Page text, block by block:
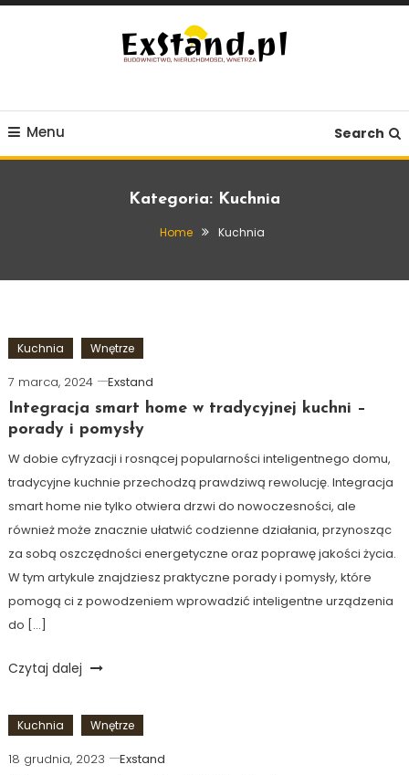
Skip
Menu Search
Kategoria: Kuchnia
Home Kuchnia
Kuchnia Wnętrze
7 marca, 2024
Exstand
Integracja smart home w tradycyjnej kuchni –
porady i pomysły
W dobie cyfryzacji i rosnącej popularności inteligentnego domu,
tradycyjne kuchnie przechodzą prawdziwą rewolucję. Integracja
smart home nie tylko otwiera drzwi do nowoczesności, ale
również może znacznie ułatwić codzienne działania, przynosząc
za sobą oszczędności energetyczne oraz poprawę jakości życia.
W tym artykule znajdziesz praktyczne porady i pomysły, które
pomogą ci z powodzeniem wprowadzić inteligentne urządzenia
do […]
Czytaj dalej
Kuchnia Wnętrze
18 grudnia, 2023
Exstand